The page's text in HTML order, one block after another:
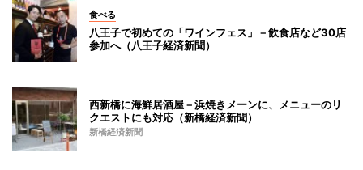
食べる
八王子で初めての「ワインフェス」－飲食店など30店
参加へ（八王子経済新聞）
西新橋に海鮮居酒屋－浜焼きメーンに、メニューのリ
クエストにも対応（新橋経済新聞）
新橋経済新聞